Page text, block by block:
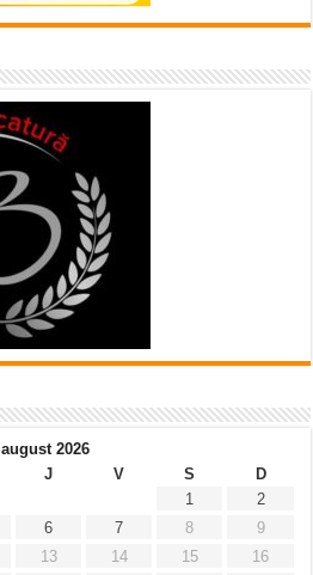
august 2026
J V S
D
1
2
6 7 8
9
13 14 15
16